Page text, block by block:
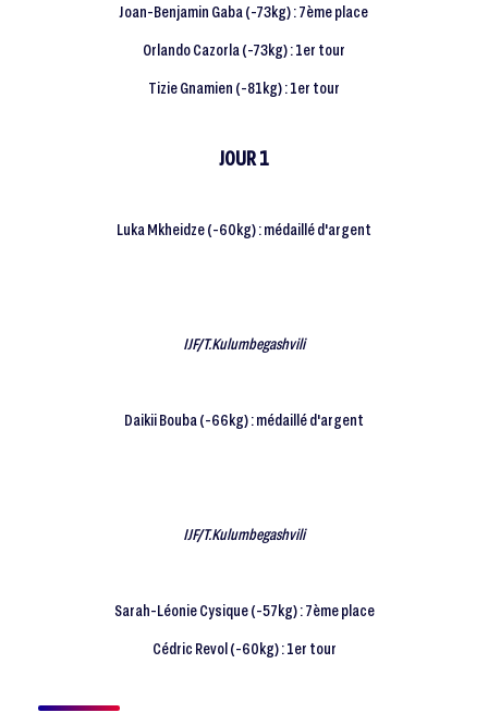
Joan-Benjamin Gaba (-73kg) : 7ème place
Orlando Cazorla (-73kg) : 1er tour
Tizie Gnamien (-81kg) : 1er tour
JOUR 1
Luka Mkheidze (-60kg) : médaillé d'argent
IJF/T.Kulumbegashvili
Daikii Bouba (-66kg) : médaillé d'argent
IJF/T.Kulumbegashvili
Sarah-Léonie Cysique (-57kg) : 7ème place
Cédric Revol (-60kg) : 1er tour